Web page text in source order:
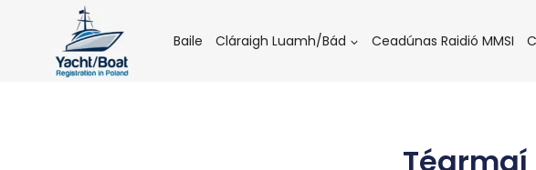
content
Baile Cláraigh Luamh/Bád Ceadúnas Raidió MMSI